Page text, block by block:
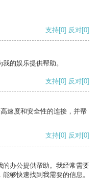
支持[0] 反对[0]
的娱乐提供帮助。
支持[0] 反对[0]
速度和安全性的连接，并帮
支持[0] 反对[0]
的办公提供帮助。我经常需要
够快速找到我需要的信息。